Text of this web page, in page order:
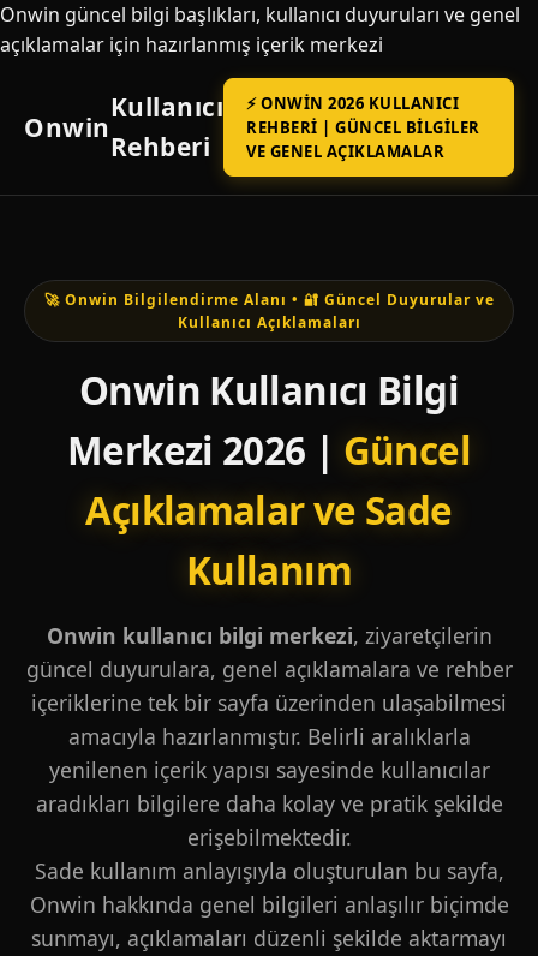
Onwin güncel bilgi başlıkları, kullanıcı duyuruları ve genel
açıklamalar için hazırlanmış içerik merkezi
Onwin
Kullanıcı
Rehberi
⚡ ONWIN 2026 KULLANICI
REHBERI | GÜNCEL BILGILER
VE GENEL AÇIKLAMALAR
🚀 Onwin Bilgilendirme Alanı • 🔐 Güncel Duyurular ve
Kullanıcı Açıklamaları
Onwin Kullanıcı Bilgi
Merkezi 2026 | Güncel
Açıklamalar ve Sade
Kullanım
Onwin kullanıcı bilgi merkezi, ziyaretçilerin
güncel duyurulara, genel açıklamalara ve rehber
içeriklerine tek bir sayfa üzerinden ulaşabilmesi
amacıyla hazırlanmıştır. Belirli aralıklarla
yenilenen içerik yapısı sayesinde kullanıcılar
aradıkları bilgilere daha kolay ve pratik şekilde
erişebilmektedir.
Sade kullanım anlayışıyla oluşturulan bu sayfa,
Onwin hakkında genel bilgileri anlaşılır biçimde
sunmayı, açıklamaları düzenli şekilde aktarmayı